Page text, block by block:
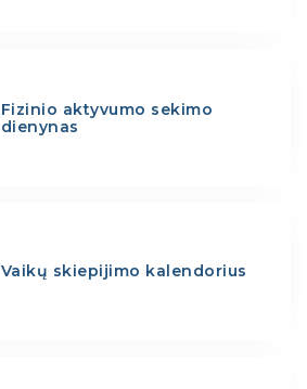
Fizinio aktyvumo sekimo
dienynas
Vaikų skiepijimo kalendorius